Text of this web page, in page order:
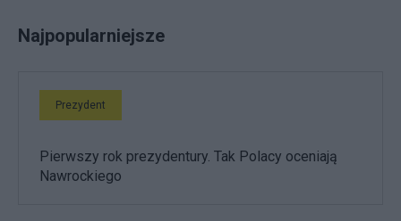
Najpopularniejsze
Prezydent
Pierwszy rok prezydentury. Tak Polacy oceniają
Nawrockiego